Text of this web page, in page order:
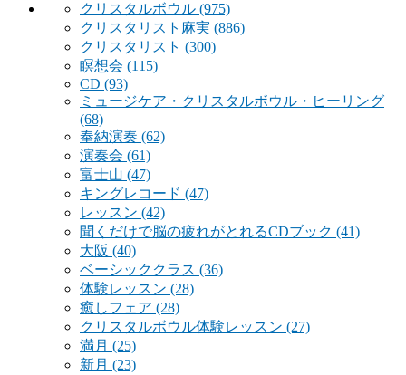
クリスタルボウル (975)
クリスタリスト麻実 (886)
クリスタリスト (300)
瞑想会 (115)
CD (93)
ミュージケア・クリスタルボウル・ヒーリング
(68)
奉納演奏 (62)
演奏会 (61)
富士山 (47)
キングレコード (47)
レッスン (42)
聞くだけで脳の疲れがとれるCDブック (41)
大阪 (40)
ベーシッククラス (36)
体験レッスン (28)
癒しフェア (28)
クリスタルボウル体験レッスン (27)
満月 (25)
新月 (23)